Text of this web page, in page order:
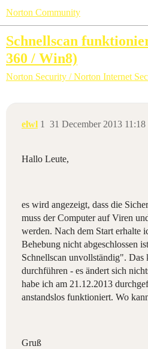
Norton Community
Schnellscan
360 / Win8)
Norton Security / Norton Internet
elwl 31 December 2013 11:18
1
Hallo Leute,
es wird angezeigt, dass die
muss der Computer auf Viren
werden. Nach dem Start erhalte
Behebung nicht abgeschlossen
Schnellscan unvollständig". Das
durchführen - es ändert sich
habe ich am 21.12.2013
anstandslos funktioniert. Wo
Gruß